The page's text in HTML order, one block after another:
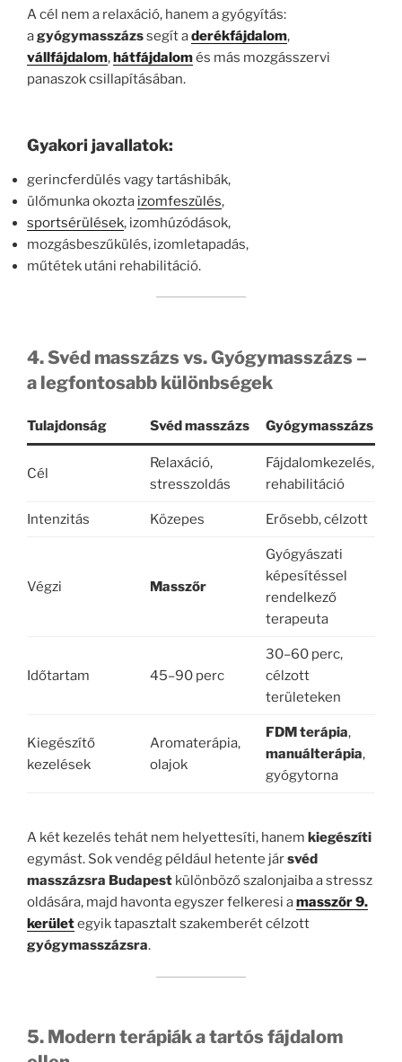
A cél nem a relaxáció, hanem a gyógyítás:
agyógymasszázssegít aderékfájdalom,
vállfájdalom,hátfájdalomés más mozgásszervi
panaszok csillapításában.
Gyakori javallatok:
gerincferdülés vagy tartáshibák,
ülőmunka okozta izomfeszülés,
sportsérülések, izomhúzódások,
mozgásbeszűkülés, izomletapadás,
műtétek utáni rehabilitáció.
4. Svéd masszázs vs. Gyógymasszázs –
a legfontosabb különbségek
Tulajdonság Svéd masszázs Gyógymasszázs
Cél
Relaxáció,
stresszoldás
Fájdalomkezelés,
rehabilitáció
Intenzitás Közepes Erősebb, célzott
Végzi Masszőr
Gyógyászati
képesítéssel
rendelkező
terapeuta
Időtartam 45–90 perc
30–60 perc,
célzott
területeken
Kiegészítő
kezelések
Aromaterápia,
olajok
FDM terápia,
manuálterápia,
gyógytorna
A két kezelés tehát nem helyettesíti, hanem kiegészíti
egymást. Sok vendég például hetente jársvéd
masszázsra Budapest különböző szalonjaiba a stressz
oldására, majd havonta egyszer felkeresi amasszőr 9.
kerületegyik tapasztalt szakemberét célzott
gyógymasszázsra.
5. Modern terápiák a tartós fájdalom